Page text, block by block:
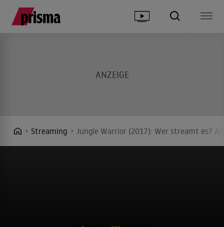
Streaming Jungle Warrior (2017): Wer streamt es?